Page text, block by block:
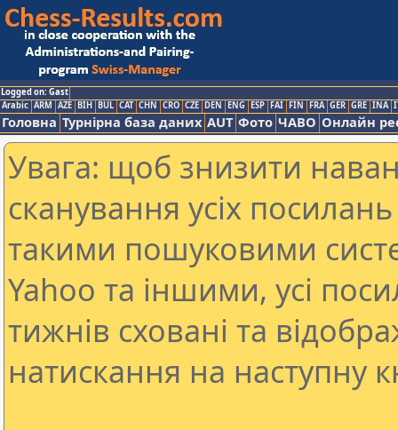
Logged on: Gast
Arabic ARM AZE BIH BUL CAT CHN CRO CZE DEN ENG ESP FAI FIN FRA GER GRE INA
Головна Турнірна база даних AUT Фото ЧАВО Онлайн
Увага: щоб знизити
сканування усіх
такими пошуковими
Yahoo та іншими, усі
тижнів сховані та
натискання на наступну